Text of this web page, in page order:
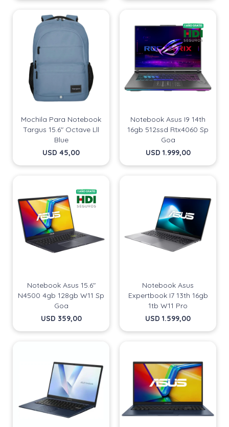
Mochila Para Notebook
Targus 15.6" Octave Lll
Blue
USD 45,00
Notebook Asus I9 14th
16gb 512ssd Rtx4060 Sp
Goa
USD 1.999,00
Notebook Asus 15.6"
N4500 4gb 128gb W11 Sp
Goa
USD 359,00
Notebook Asus
Expertbook I7 13th 16gb
1tb W11 Pro
USD 1.599,00